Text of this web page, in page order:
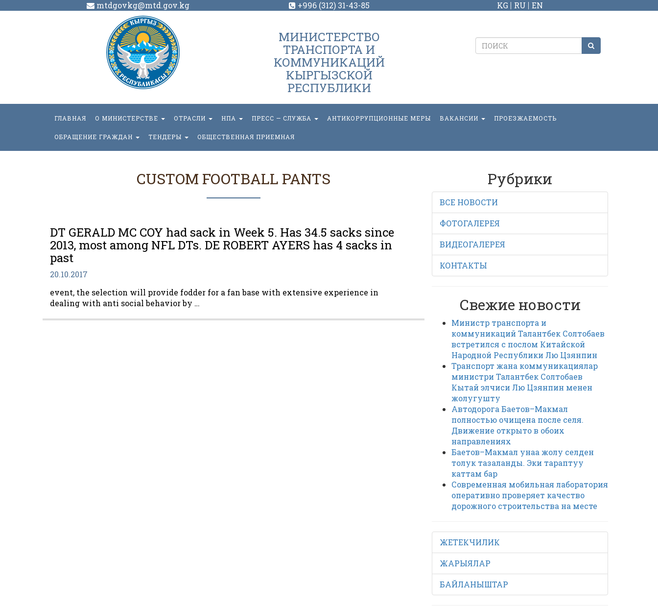
mtdgovkg@mtd.gov.kg +996 (312) 31-43-85 KG RU EN
МИНИСТЕРСТВО
ТРАНСПОРТА И
КОММУНИКАЦИЙ
КЫРГЫЗСКОЙ
РЕСПУБЛИКИ
ГЛАВНАЯ О МИНИСТЕРСТВЕ ОТРАСЛИ НПА ПРЕСС — СЛУЖБА АНТИКОРРУПЦИОННЫЕ МЕРЫ ВАКАНСИИ ПРОЕЗЖАЕМОСТЬ
ОБРАЩЕНИЕ ГРАЖДАН ТЕНДЕРЫ ОБЩЕСТВЕННАЯ ПРИЕМНАЯ
CUSTOM FOOTBALL PANTS
DT GERALD MC COY had sack in Week 5. Has 34.5 sacks since
2013, most among NFL DTs. DE ROBERT AYERS has 4 sacks in
past
20.10.2017
event, the selection will provide fodder for a fan base with extensive experience in
dealing with anti social behavior by …
Рубрики
ВСЕ НОВОСТИ
ФОТОГАЛЕРЕЯ
ВИДЕОГАЛЕРЕЯ
КОНТАКТЫ
Свежие новости
Министр транспорта и
коммуникаций Талантбек Солтобаев
встретился с послом Китайской
Народной Республики Лю Цзянпин
Транспорт жана коммуникациялар
министри Талантбек Солтобаев
Кытай элчиси Лю Цзянпин менен
жолугушту
Автодорога Баетов–Макмал
полностью очищена после селя.
Движение открыто в обоих
направлениях
Баетов–Макмал унаа жолу селден
толук тазаланды. Эки тараптуу
каттам бар
Современная мобильная лаборатория
оперативно проверяет качество
дорожного строительства на месте
ЖЕТЕКЧИЛИК
ЖАРЫЯЛАР
БАЙЛАНЫШТАР